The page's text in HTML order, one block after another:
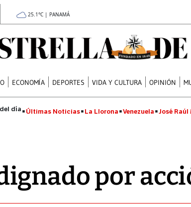
25.1°C | PANAMÁ
ECONOMÍA DEPORTES VIDA Y CULTURA OPINIÓN
Últimas Noticias La Llorona Venezuela José
por